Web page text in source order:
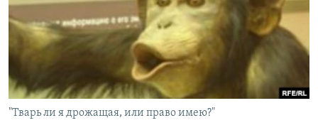
РАСПИСАНИЕ ВЕЩАНИЯ
ПОДПИШИТЕСЬ НА РАССЫЛКУ
СОЦИАЛЬНЫЕ СЕТИ
"Тварь ли я дрожащая, или право имею?"